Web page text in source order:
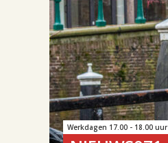
Werkdagen 17.00 - 18.00 uur